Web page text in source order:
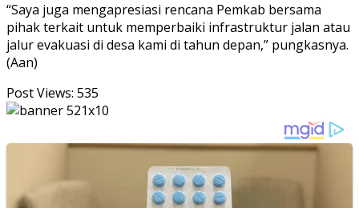
“Saya juga mengapresiasi rencana Pemkab bersama
pihak terkait untuk memperbaiki infrastruktur jalan atau
jalur evakuasi di desa kami di tahun depan,” pungkasnya.
(Aan)
Post Views: 535